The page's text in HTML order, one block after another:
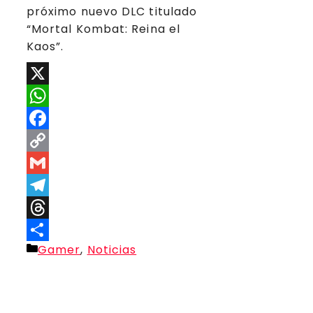
próximo nuevo DLC titulado
“Mortal Kombat: Reina el
Kaos”.
X
WhatsApp
Facebook
Copy
Link
Gmail
Telegram
Threads
Compartir
Categorías
Gamer, Noticias